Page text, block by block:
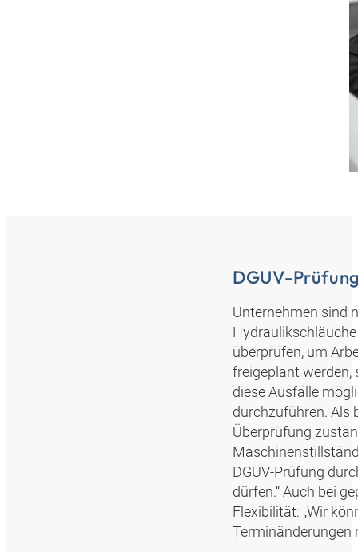
DGUV-
Unternehmen sind
überprüfen, um
freigeplant werden,
diese Ausfälle
durchzuführen. Als
Überprüfung
DGUV-Prüfung
dürfen.“ Auch bei
Flexibilität: „Wir
Terminänderungen